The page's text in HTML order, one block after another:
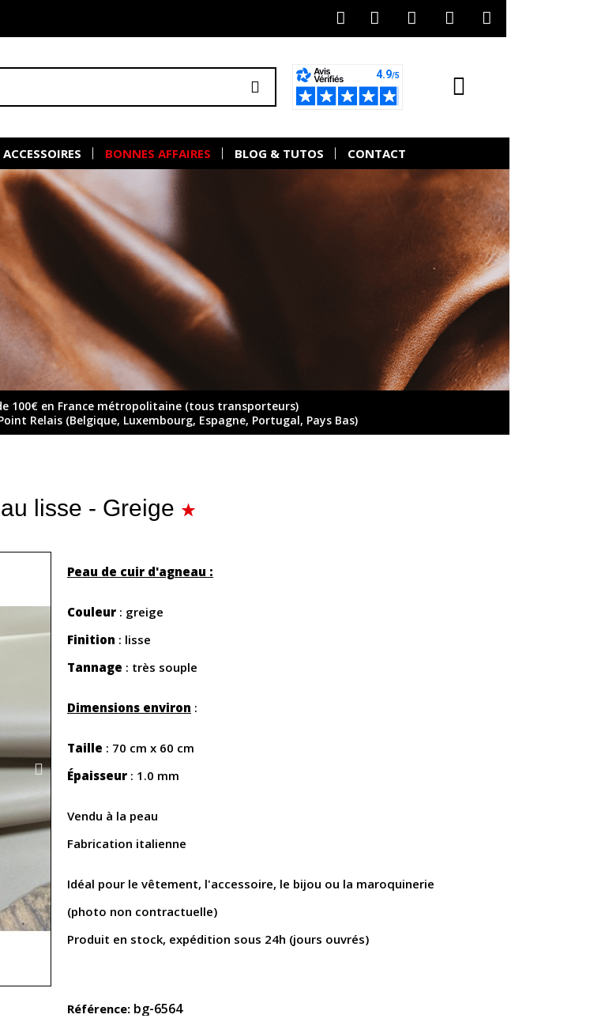
BONNES AFFAIRES BLOG & TUTOS CONTACT
100€ en France métropolitaine (tous transporteurs)
Relais (Belgique, Luxembourg, Espagne, Portugal, Pays Bas)
lisse - Greige
Peau de cuir d'agneau :
Couleur : greige
Finition : lisse
Tannage : très souple
Dimensions environ :
Taille : 70 cm x 60 cm
Épaisseur : 1.0 mm
Vendu à la peau
Fabrication italienne
Idéal pour le vêtement, l'accessoire, le bijou ou la maroquinerie
(photo non contractuelle)
Produit en stock, expédition sous 24h (jours ouvrés)
Référence bg-6564